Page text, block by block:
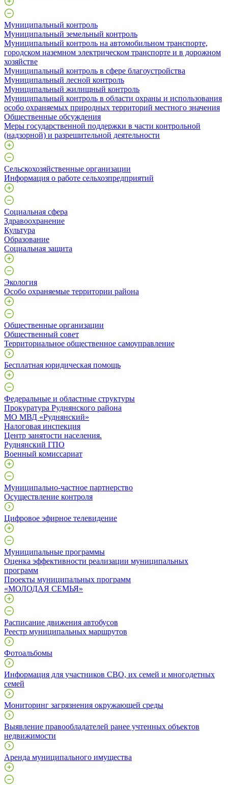
Муниципальный контроль
Муниципальный земельный контроль
Муниципальный контроль на автомобильном транспорте,
городском наземном электрическом транспорте и в дорожном
хозяйстве
Муниципальный контроль в сфере благоустройства
Муниципальный лесной контроль
Муниципальный жилищный контроль
Муниципальный контроль в области охраны и использования
особо охраняемых природных территорий местного значения
Общественные обсуждения
Меры государственной поддержки в части контрольной
(надзорной) и разрешительной деятельности
Сельскохозяйственные организации
Информация о работе сельхозпредприятий
Социальная сфера
Здравоохранение
Культура
Образование
Социальная защита
Экология
Особо охраняемые территории района
Общественные организации
Общественный совет
Территориальное общественное самоуправление
Бесплатная юридическая помощь
Федеральные и областные структуры
Прокуратура Руднянского района
МО МВД «Руднянский»
Налоговая инспекция
Центр занятости населения.
Руднянский ГПО
Военный комиссариат
Муниципально-частное партнерство
Осуществление контроля
Цифровое эфирное телевидение
Муниципальные программы
Оценка эффективности реализации муниципальных
программ
Проекты муниципальных программ
«МОЛОДАЯ СЕМЬЯ»
Расписание движения автобусов
Реестр муниципальных маршрутов
Фотоальбомы
Информация для участников СВО, их семей и многодетных
семей
Мониторинг загрязнения окружающей среды
Выявление правообладателей ранее учтенных объектов
недвижимости
Аренда муниципального имущества